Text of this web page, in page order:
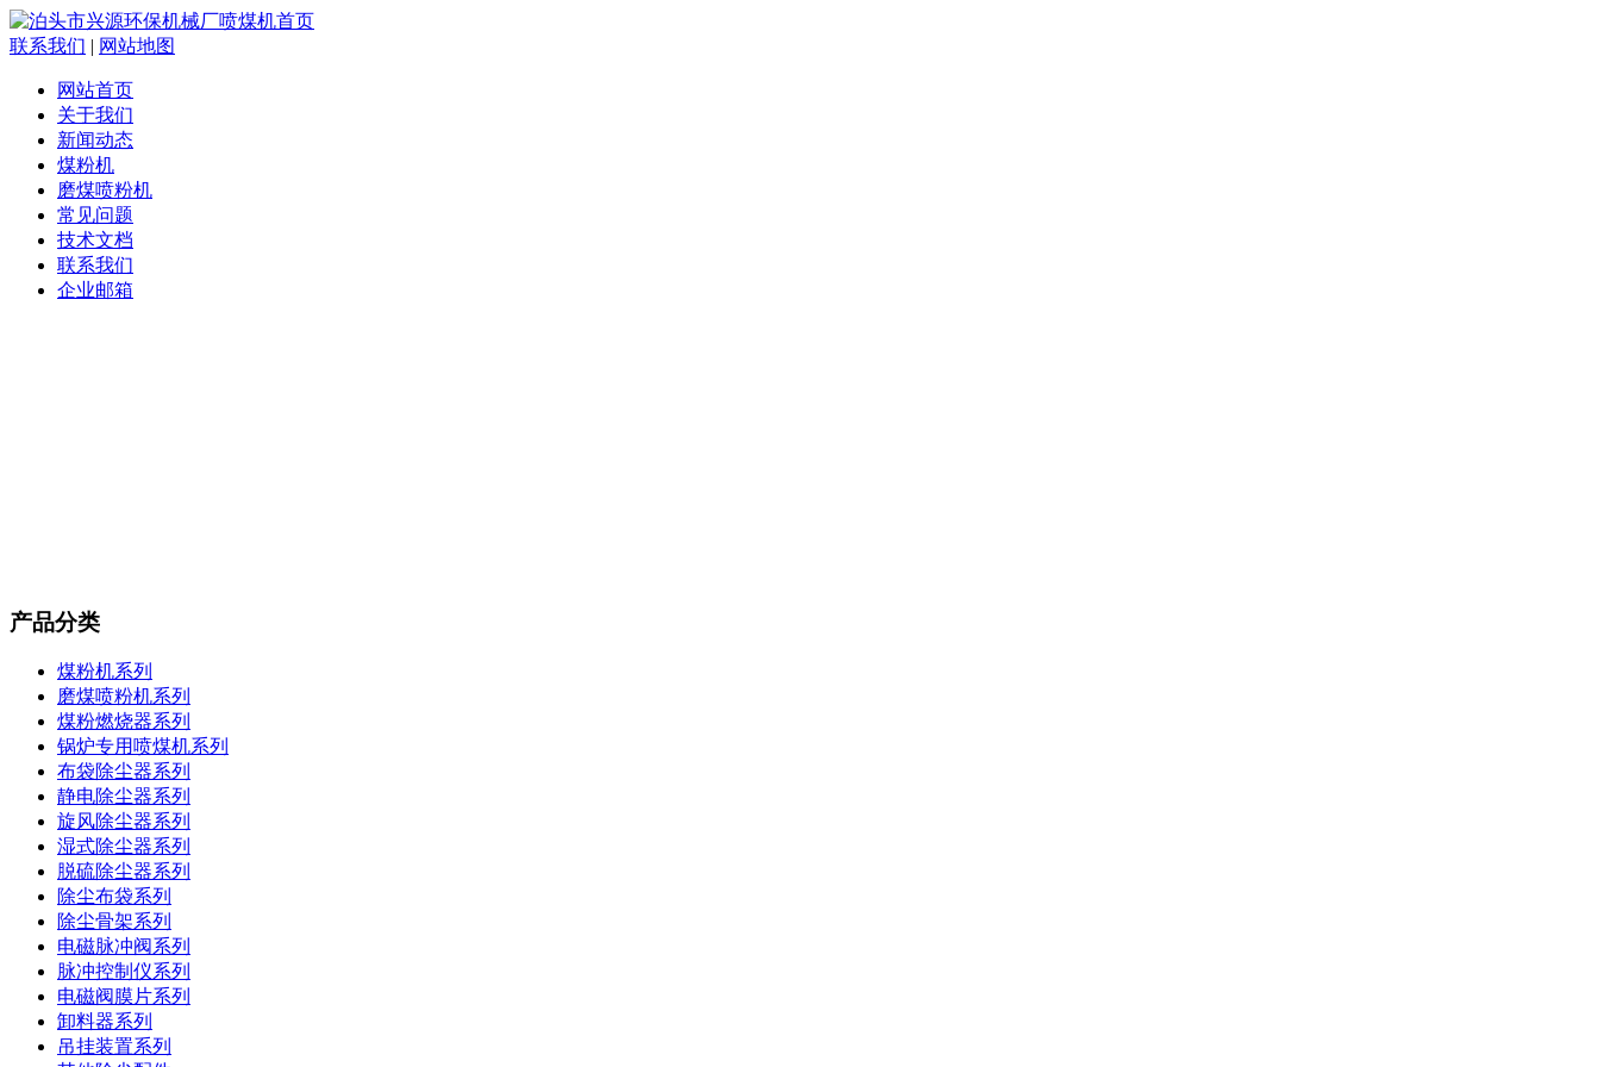
联系我们 | 网站地图
网站首页
关于我们
新闻动态
煤粉机
磨煤喷粉机
常见问题
技术文档
联系我们
企业邮箱
产品分类
煤粉机系列
磨煤喷粉机系列
煤粉燃烧器系列
锅炉专用喷煤机系列
布袋除尘器系列
静电除尘器系列
旋风除尘器系列
湿式除尘器系列
脱硫除尘器系列
除尘布袋系列
除尘骨架系列
电磁脉冲阀系列
脉冲控制仪系列
电磁阀膜片系列
卸料器系列
吊挂装置系列